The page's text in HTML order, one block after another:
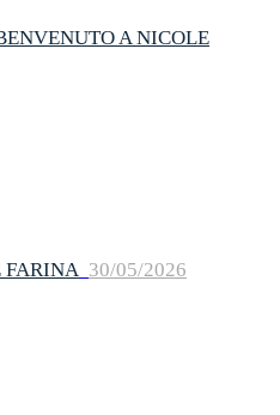
A NICOLE
FARINA 30/05/2026